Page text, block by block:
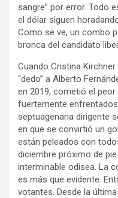
sangre” por error. Todo
el dólar siguen
Como se ve, un combo
bronca del candidato
Cuando Cristina
“dedo” a Alberto
en 2019, cometió el
fuertemente
septuagenaria dirigente
en que se convirtió un
están peleados con
diciembre próximo de
interminable odisea. La
es más que evidente.
votantes. Desde la